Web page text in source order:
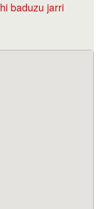
baduzu jarri